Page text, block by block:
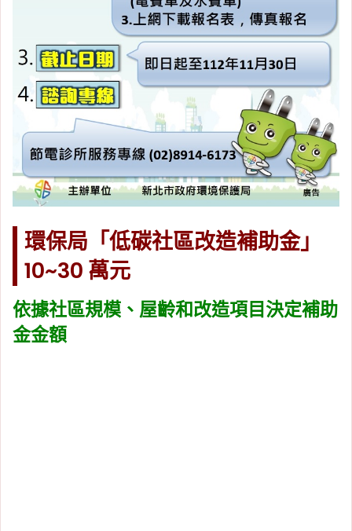
環保局「低碳社區改造補助金」
10~30 萬元
依據社區規模、屋齡和改造項目決定補助
金金額